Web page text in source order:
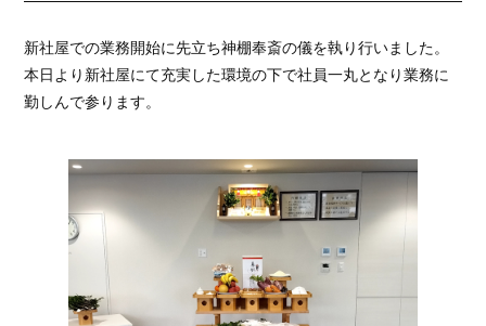
新社屋での業務開始に先立ち神棚奉斎の儀を執り行いました。
本日より新社屋にて充実した環境の下で社員一丸となり業務に
勤しんで参ります。